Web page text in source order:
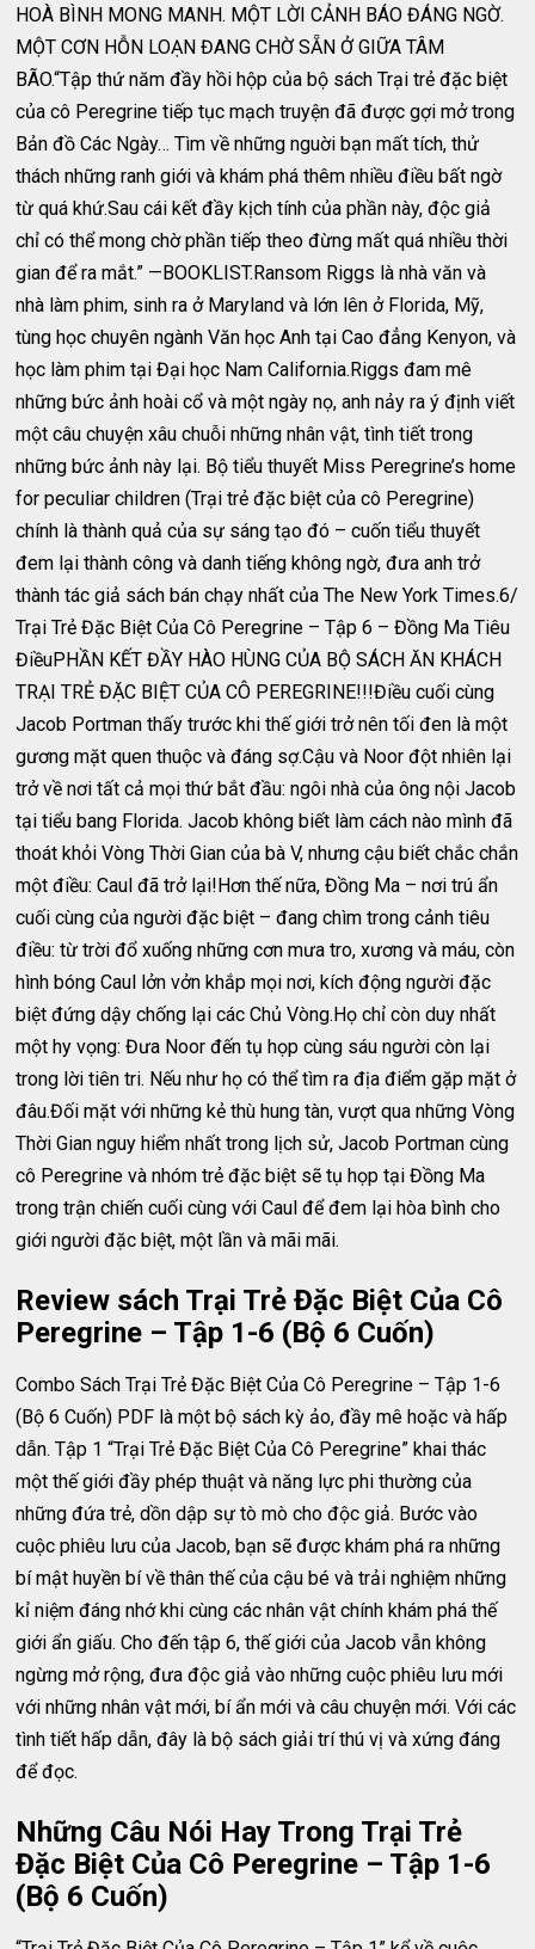
HOÀ BÌNH MONG MANH. MỘT LỜI CẢNH BÁO ĐÁNG NGỜ.
MỘT CƠN HỖN LOẠN ĐANG CHỜ SẴN Ở GIỮA TÂM
BÃO.“Tập thứ năm đầy hồi hộp của bộ sách Trại trẻ đặc biệt
của cô Peregrine tiếp tục mạch truyện đã được gợi mở trong
Bản đồ Các Ngày… Tìm về những nguời bạn mất tích, thử
thách những ranh giới và khám phá thêm nhiều điều bất ngờ
từ quá khứ.Sau cái kết đầy kịch tính của phần này, độc giả
chỉ có thể mong chờ phần tiếp theo đừng mất quá nhiều thời
gian để ra mắt.” —BOOKLIST.Ransom Riggs là nhà văn và
nhà làm phim, sinh ra ở Maryland và lớn lên ở Florida, Mỹ,
tùng học chuyên ngành Văn học Anh tại Cao đẳng Kenyon, và
học làm phim tại Đại học Nam California.Riggs đam mê
những bức ảnh hoài cổ và một ngày nọ, anh nảy ra ý định viết
một câu chuyện xâu chuỗi những nhân vật, tình tiết trong
những bức ảnh này lại. Bộ tiểu thuyết Miss Peregrine’s home
for peculiar children (Trại trẻ đặc biệt của cô Peregrine)
chính là thành quả của sự sáng tạo đó – cuốn tiểu thuyết
đem lại thành công và danh tiếng không ngờ, đưa anh trở
thành tác giả sách bán chạy nhất của The New York Times.6/
Trại Trẻ Đặc Biệt Của Cô Peregrine – Tập 6 – Đồng Ma Tiêu
ĐiềuPHẦN KẾT ĐẦY HÀO HÙNG CỦA BỘ SÁCH ĂN KHÁCH
TRẠI TRẺ ĐẶC BIỆT CỦA CÔ PEREGRINE!!!Điều cuối cùng
Jacob Portman thấy trước khi thế giới trở nên tối đen là một
gương mặt quen thuộc và đáng sợ.Cậu và Noor đột nhiên lại
trở về nơi tất cả mọi thứ bắt đầu: ngôi nhà của ông nội Jacob
tại tiểu bang Florida. Jacob không biết làm cách nào mình đã
thoát khỏi Vòng Thời Gian của bà V, nhưng cậu biết chắc chắn
một điều: Caul đã trở lại!Hơn thế nữa, Đồng Ma – nơi trú ẩn
cuối cùng của người đặc biệt – đang chìm trong cảnh tiêu
điều: từ trời đổ xuống những cơn mưa tro, xương và máu, còn
hình bóng Caul lởn vởn khắp mọi nơi, kích động người đặc
biệt đứng dậy chống lại các Chủ Vòng.Họ chỉ còn duy nhất
một hy vọng: Đưa Noor đến tụ họp cùng sáu người còn lại
trong lời tiên tri. Nếu như họ có thể tìm ra địa điểm gặp mặt ở
đâu.Đối mặt với những kẻ thù hung tàn, vượt qua những Vòng
Thời Gian nguy hiểm nhất trong lịch sử, Jacob Portman cùng
cô Peregrine và nhóm trẻ đặc biệt sẽ tụ họp tại Đồng Ma
trong trận chiến cuối cùng với Caul để đem lại hòa bình cho
giới người đặc biệt, một lần và mãi mãi.
Review sách Trại Trẻ Đặc Biệt Của Cô
Peregrine – Tập 1-6 (Bộ 6 Cuốn)
Combo Sách Trại Trẻ Đặc Biệt Của Cô Peregrine – Tập 1-6
(Bộ 6 Cuốn) PDF là một bộ sách kỳ ảo, đầy mê hoặc và hấp
dẫn. Tập 1 “Trại Trẻ Đặc Biệt Của Cô Peregrine” khai thác
một thế giới đầy phép thuật và năng lực phi thường của
những đứa trẻ, dồn dập sự tò mò cho độc giả. Bước vào
cuộc phiêu lưu của Jacob, bạn sẽ được khám phá ra những
bí mật huyền bí về thân thế của cậu bé và trải nghiệm những
kỉ niệm đáng nhớ khi cùng các nhân vật chính khám phá thế
giới ẩn giấu. Cho đến tập 6, thế giới của Jacob vẫn không
ngừng mở rộng, đưa độc giả vào những cuộc phiêu lưu mới
với những nhân vật mới, bí ẩn mới và câu chuyện mới. Với các
tình tiết hấp dẫn, đây là bộ sách giải trí thú vị và xứng đáng
để đọc.
Những Câu Nói Hay Trong Trại Trẻ
Đặc Biệt Của Cô Peregrine – Tập 1-6
(Bộ 6 Cuốn)